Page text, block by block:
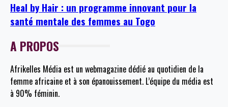
Heal by Hair : un programme innovant pour la
santé mentale des femmes au Togo
A PROPOS
Afrikelles Média est un webmagazine dédié au quotidien de la
femme africaine et à son épanouissement. L’équipe du média est
à 90% féminin.